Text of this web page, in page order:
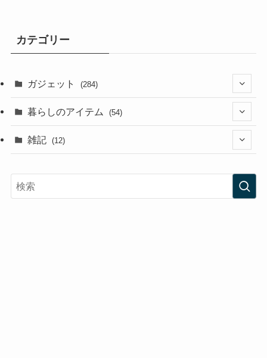
カテゴリー
ガジェット (284)
(3)
暮らしのアイテム (54)
(9)
雑記 (12)